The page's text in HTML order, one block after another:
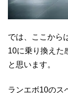
では、ここから
10に乗り換えた
と思います。
ランエボ10のス